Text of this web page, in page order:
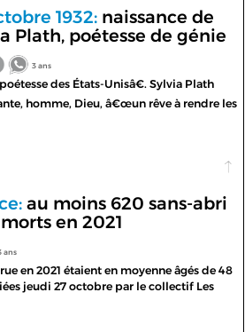
1932:naissance de
Plath, poétesse de génie
3 ans
des États-Unisâ€. Sylvia Plath
homme, Dieu, â€œun rêve à rendre les
au moins 620 sans-abri
en 2021
ans
en 2021 étaient en moyenne âgés de 48
jeudi 27 octobre par le collectif Les